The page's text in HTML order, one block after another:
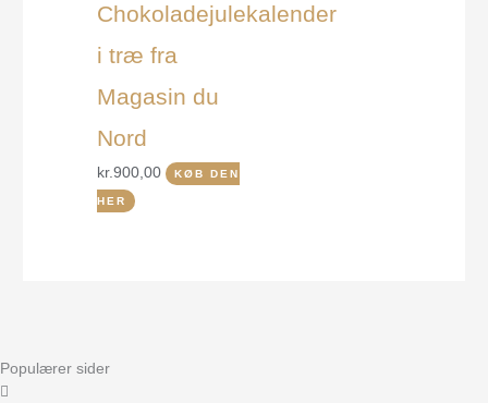
Chokoladejulekalender
i træ fra
Magasin du
Nord
kr.900,00 KØB DEN
HER
Populærer sider